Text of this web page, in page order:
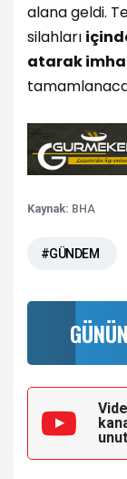
alana geldi.
silahları
atarak
Kaynak: BHA
#GÜNDEM